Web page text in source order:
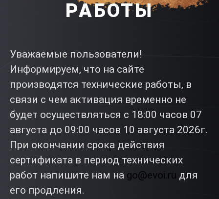
РАБОТЫ
Уважаемые пользователи!
Информируем, что на сайте
производятся технические работы, в
связи с чем активация временно не
будет осуществляться с 18:00 часов 07
августа до 09:00 часов 10 августа 2026г.
При окончании срока действия
сертификата в период технических
работ напишите нам на go@evoi.ru для
его продления.